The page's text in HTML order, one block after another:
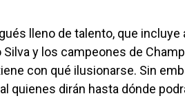
lleno de talento, que
Silva y los campeones de
con qué ilusionarse. Sin
quienes dirán hasta dónde